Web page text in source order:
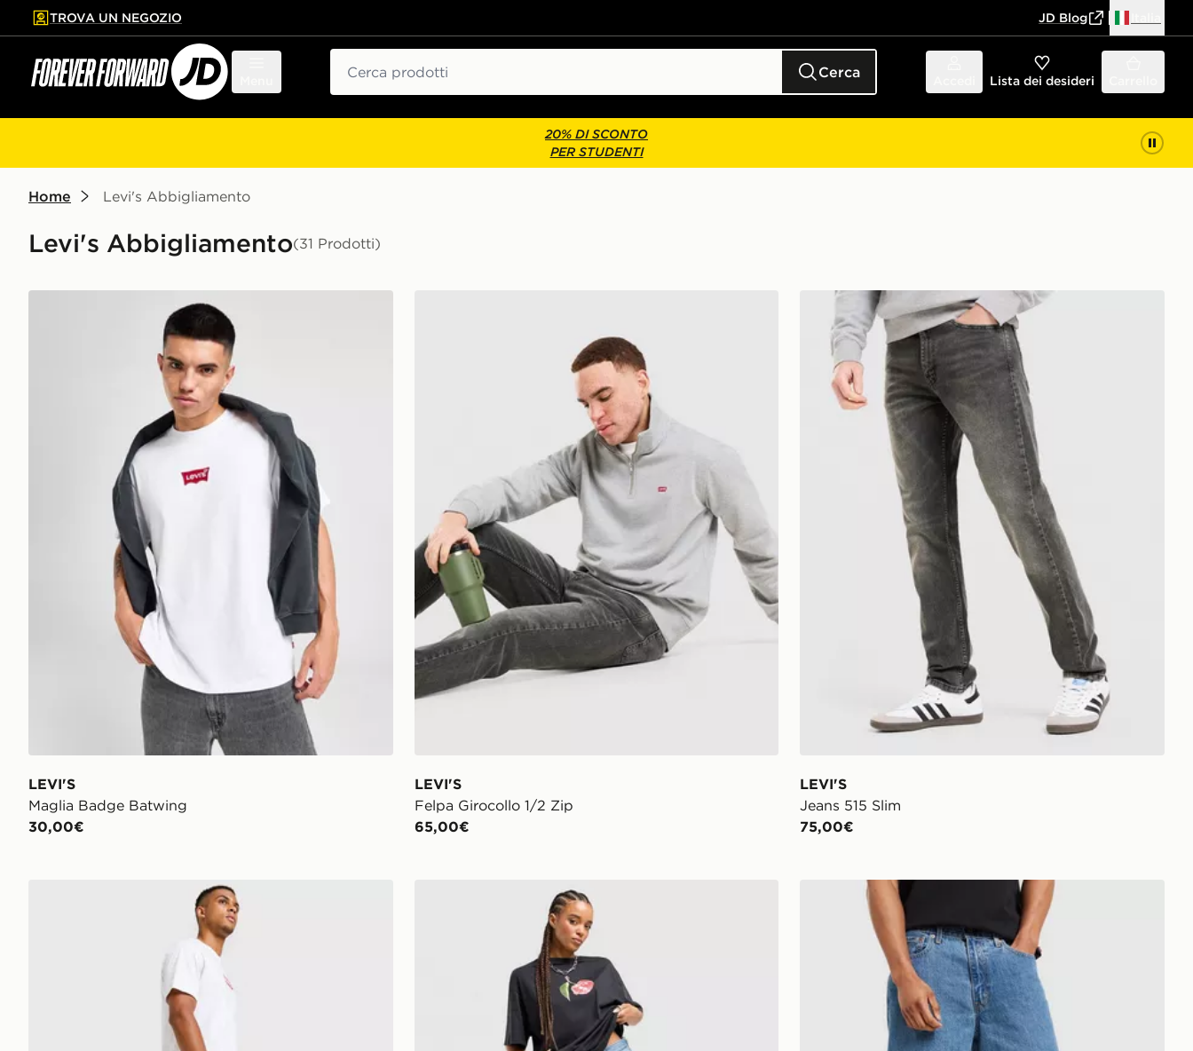
contenuto principale
a fondo pagina
TROVA UN NEGOZIO JD Blog
Cerca Lista dei desideri
20% DI SCONTO
PER STUDENTI
Home Levi's Abbigliamento
Levi's Abbigliamento(31 Prodotti)
LEVI'S Maglia Badge Batwing
LEVI'S
Maglia Badge Batwing
30,00€
LEVI'S
Felpa Girocollo 1/2 Zip
65,00€
LEVI'S Jeans 515 Slim
LEVI'S
Jeans 515 Slim
75,00€
LEVI'S Pantaloni Cargo Straight LEVI'S Pantaloncino Cinch LEVI'S Pantaloncino Denim Loose 469